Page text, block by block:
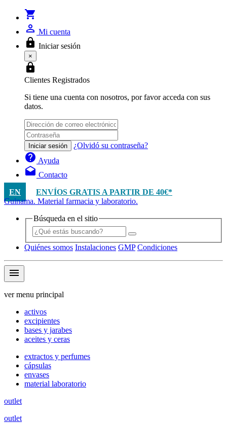
shopping_cart
person_outline Mi cuenta
lock Iniciar sesión
×
lock
Clientes Registrados
Si tiene una cuenta con nosotros, por favor acceda con sus
datos.
Iniciar sesión ¿Olvidó su contraseña?
help Ayuda
drafts Contacto
EN
ENVÍOS GRATIS A PARTIR DE 40€*
Guinama. Material farmacia y laboratorio.
Búsqueda en el sitio
Quiénes somos Instalaciones GMP Condiciones
menu
ver menu principal
activos
excipientes
bases y jarabes
aceites y ceras
extractos y perfumes
cápsulas
envases
material laboratorio
outlet
outlet